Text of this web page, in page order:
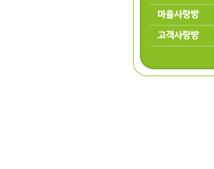
마을사랑방
고객사랑방